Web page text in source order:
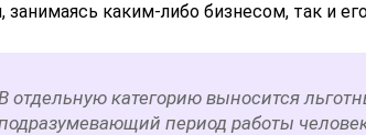
занимаясь каким-либо бизнесом, так и
отдельную категорию выносится
период работы